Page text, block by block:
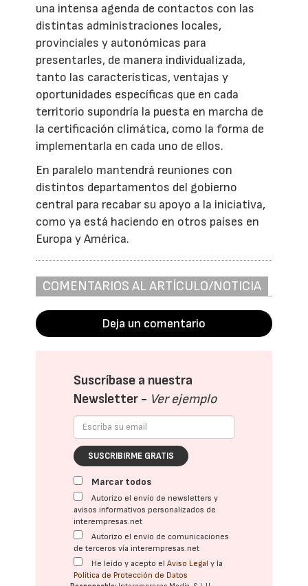
una intensa agenda de contactos con las
distintas administraciones locales,
provinciales y autonómicas para
presentarles, de manera individualizada,
tanto las características, ventajas y
oportunidades específicas que en cada
territorio supondría la puesta en marcha de
la certificación climática, como la forma de
implementarla en cada uno de ellos.
En paralelo mantendrá reuniones con
distintos departamentos del gobierno
central para recabar su apoyo a la iniciativa,
como ya está haciendo en otros países en
Europa y América.
COMENTARIOS AL ARTÍCULO/NOTICIA
Deja un comentario
Suscríbase a nuestra
Newsletter - Ver ejemplo
SUSCRIBIRME GRATIS
Marcar todos
Autorizo el envío de newsletters y
avisos informativos personalizados de
interempresas.net
Autorizo el envío de comunicaciones
de terceros vía interempresas.net
He leído y acepto elAviso Legal y la
Política de Protección de Datos